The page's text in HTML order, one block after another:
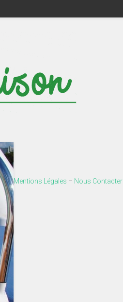
Mentions Légales – Nous Contacter